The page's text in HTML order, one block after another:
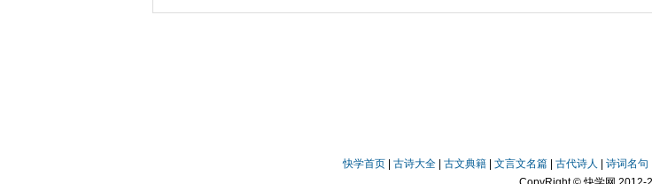
快学首页| 古诗大全| 古文典籍| 文言文名篇| 古代诗人 诗词名句